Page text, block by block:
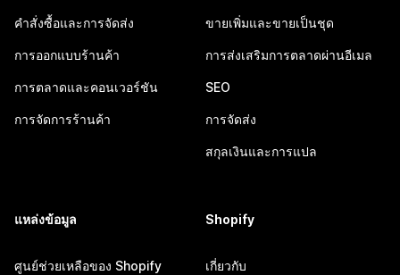
คำสั่งซื้อและการจัดส่ง
การออกแบบร้านค้า
การตลาดและคอนเวอร์ชัน
การจัดการร้านค้า
ขายเพิ่มและขายเป็นชุด
การส่งเสริมการตลาดผ่านอีเมล
SEO
การจัดส่ง
สกุลเงินและการแปล
แหล่งข้อมูล
ศูนย์ช่วยเหลือของ Shopify
Shopify
เกี่ยวกับ